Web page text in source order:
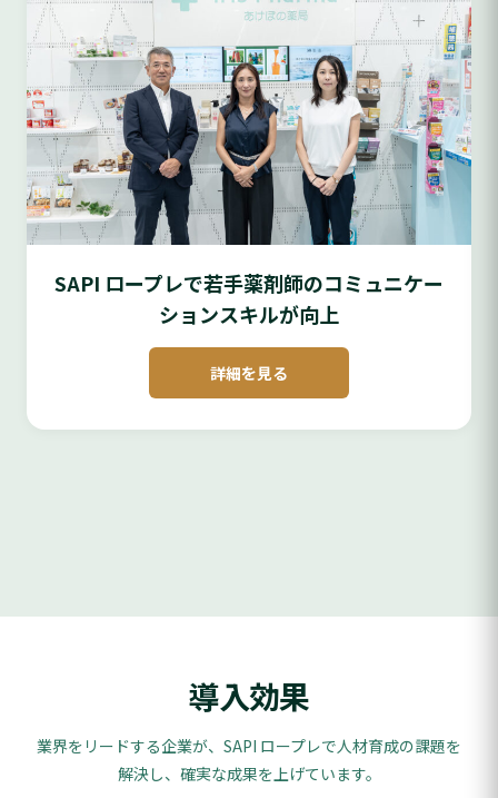
SAPI ロープレで若手薬剤師のコミュニケー
ションスキルが向上
詳細を見る
導入効果
業界をリードする企業が、SAPI ロープレで人材育成の課題を
解決し、 確実な成果を上げています。